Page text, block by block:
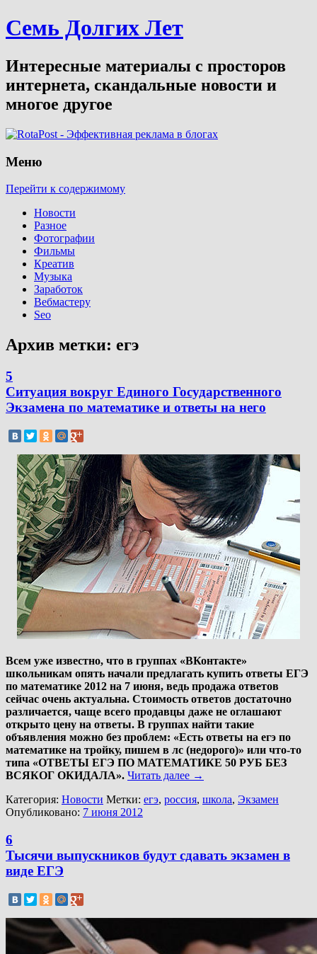
Семь Долгих Лет
Интересные материалы с просторов
интернета, скандальные новости и
многое другое
Меню
Перейти к содержимому
Новости
Разное
Фотографии
Фильмы
Креатив
Музыка
Заработок
Вебмастеру
Seo
Архив метки: егэ
5
Ситуация вокруг Единого Государственного
Экзамена по математике и ответы на него
Всем уже известно, что в группах «ВКонтакте»
школьникам опять начали предлагать купить ответы ЕГЭ
по математике 2012 на 7 июня, ведь продажа ответов
сейчас очень актуальна. Стоимость ответов достаточно
различается, чаще всего продавцы даже не оглашают
открыто цену на ответы. В группах найти такие
объявления можно без проблем: «Есть ответы на егэ по
математике на тройку, пишем в лс (недорого)» или что-то
типа «ОТВЕТЫ ЕГЭ ПО МАТЕМАТИКЕ 50 РУБ БЕЗ
ВСЯКОГ ОКИДАЛА». Читать далее →
Категория: Новости Метки: егэ, россия, школа, Экзамен
Опубликовано: 7 июня 2012
6
Тысячи выпускников будут сдавать экзамен в
виде ЕГЭ